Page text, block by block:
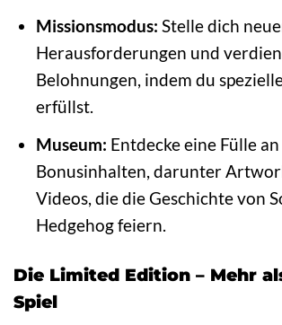
Missionsmodus: Stelle dich
Herausforderungen und
Belohnungen, indem du
erfüllst.
Museum: Entdecke eine Fülle an
Bonusinhalten, darunter
Videos, die die Geschichte von
Hedgehog feiern.
Die Limited Edition – Mehr
Spiel